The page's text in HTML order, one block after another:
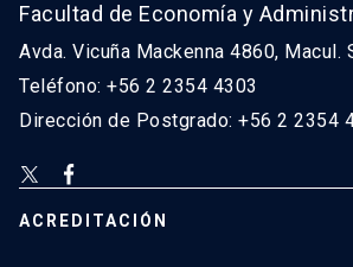
Facultad de Economía y
Avda. Vicuña Mackenna 4860, Macul.
Teléfono: +56 2 2354 4303
Dirección de Postgrado: +56 2 2354
ACREDITACIÓN